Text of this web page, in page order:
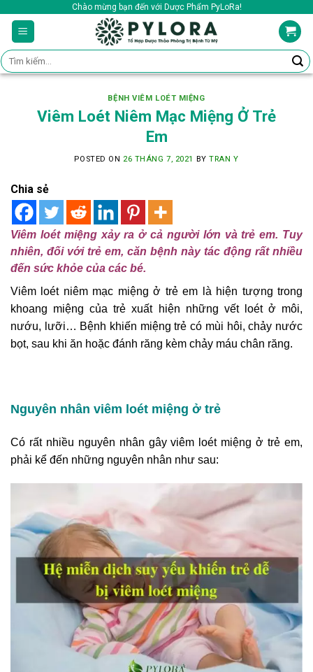
content
Chào mừng bạn đến với Dược Phẩm PyLoRa!
Tìm
kiếm:
BỆNH VIÊM LOÉT MIỆNG
Viêm Loét Niêm Mạc Miệng Ở Trẻ
Em
POSTED ON 26 THÁNG 7, 2021 BYTRAN Y
Chia sẻ
Viêm loét miệng xảy ra ở cả người lớn và trẻ em. Tuy
nhiên, đối với trẻ em, căn bệnh này tác động rất nhiều
đến sức khỏe của các bé.
Viêm loét niêm mạc miệng ở trẻ em là hiện tượng trong
khoang miệng của trẻ xuất hiện những vết loét ở môi,
nướu, lưỡi… Bệnh khiến miệng trẻ có mùi hôi, chảy nước
bọt, sau khi ăn hoặc đánh răng kèm chảy máu chân răng.
Nguyên nhân viêm loét miệng ở trẻ
Có rất nhiều nguyên nhân gây viêm loét miệng ở trẻ em,
phải kể đến những nguyên nhân như sau: